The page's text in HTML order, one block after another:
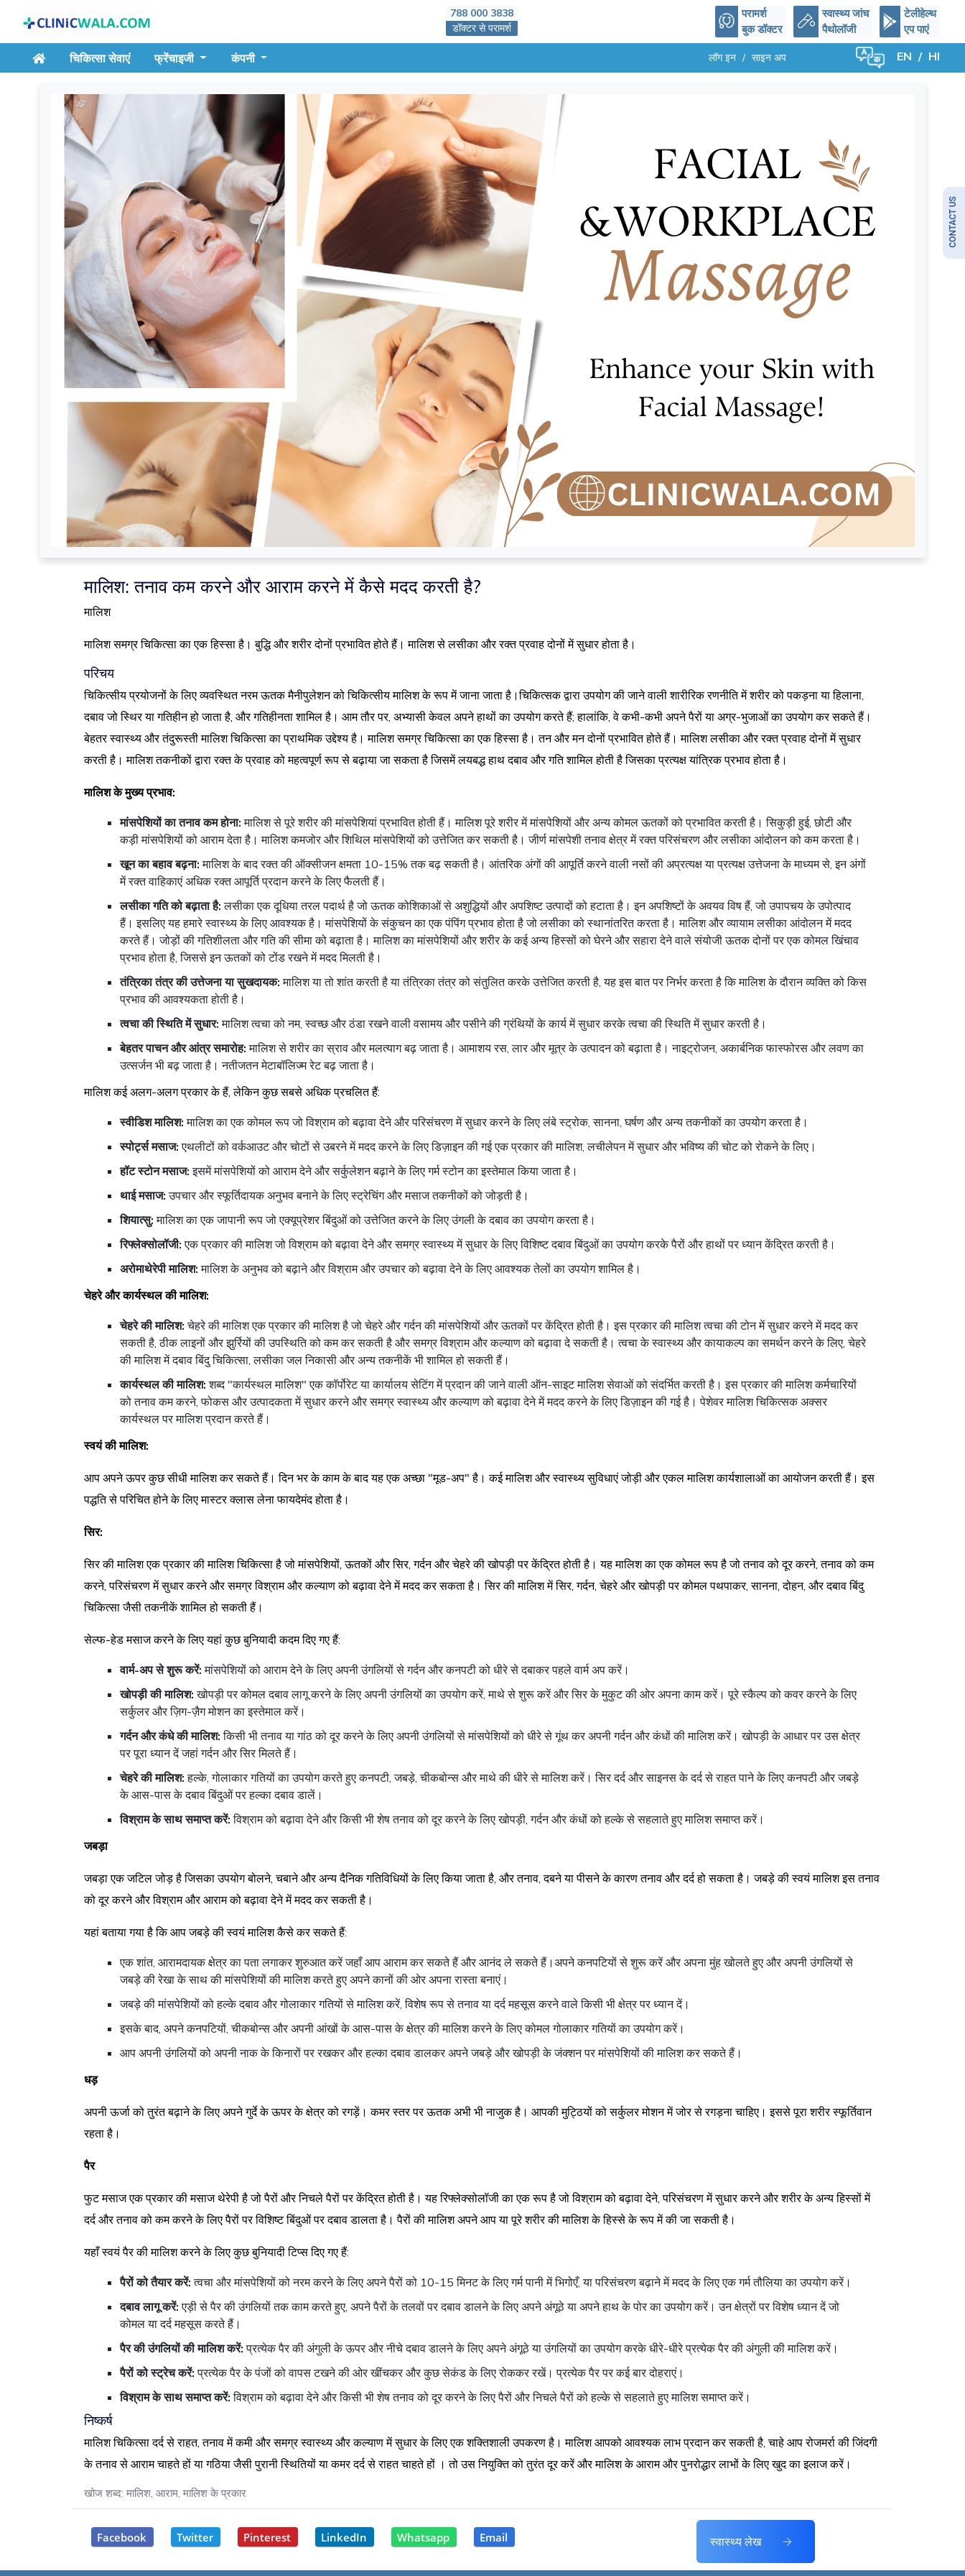
788 000 3838
डॉक्टर से परामर्श
परामर्श
बुक डॉक्टर
स्वास्थ्य जांच
पैथोलॉजी
टेलीहेल्थ
एप पाएं
चिकित्सा सेवाएं फ्रेंचाइजी कंपनी लॉग इन / साइन अप EN / HI
मालिश: तनाव कम करने और आराम करने में कैसे मदद करती है?
मालिश
मालिश समग्र चिकित्सा का एक हिस्सा है। बुद्धि और शरीर दोनों प्रभावित होते हैं। मालिश से लसीका और रक्त प्रवाह दोनों में सुधार होता है।
परिचय
चिकित्सीय प्रयोजनों के लिए व्यवस्थित नरम ऊतक मैनीपुलेशन को चिकित्सीय मालिश के रूप में जाना जाता है।चिकित्सक द्वारा उपयोग की जाने वाली शारीरिक रणनीति में शरीर को पकड़ना या हिलाना,
दबाव जो स्थिर या गतिहीन हो जाता है, और गतिहीनता शामिल है। आम तौर पर, अभ्यासी केवल अपने हाथों का उपयोग करते हैं; हालांकि, वे कभी-कभी अपने पैरों या अग्र-भुजाओं का उपयोग कर सकते हैं।
बेहतर स्वास्थ्य और तंदुरूस्ती मालिश चिकित्सा का प्राथमिक उद्देश्य है। मालिश समग्र चिकित्सा का एक हिस्सा है। तन और मन दोनों प्रभावित होते हैं। मालिश लसीका और रक्त प्रवाह दोनों में सुधार
करती है। मालिश तकनीकों द्वारा रक्त के प्रवाह को महत्वपूर्ण रूप से बढ़ाया जा सकता है जिसमें लयबद्ध हाथ दबाव और गति शामिल होती है जिसका प्रत्यक्ष यांत्रिक प्रभाव होता है।
मालिश के मुख्य प्रभाव:
मांसपेशियों का तनाव कम होना:मालिश से पूरे शरीर की मांसपेशियां प्रभावित होती हैं। मालिश पूरे शरीर में मांसपेशियों और अन्य कोमल ऊतकों को प्रभावित करती है। सिकुड़ी हुई, छोटी और
कड़ी मांसपेशियों को आराम देता है। मालिश कमजोर और शिथिल मांसपेशियों को उत्तेजित कर सकती है। जीर्ण मांसपेशी तनाव क्षेत्र में रक्त परिसंचरण और लसीका आंदोलन को कम करता है।
खून का बहाव बढ़ना:मालिश के बाद रक्त की ऑक्सीजन क्षमता 10-15% तक बढ़ सकती है। आंतरिक अंगों की आपूर्ति करने वाली नसों की अप्रत्यक्ष या प्रत्यक्ष उत्तेजना के माध्यम से, इन अंगों
में रक्त वाहिकाएं अधिक रक्त आपूर्ति प्रदान करने के लिए फैलती हैं।
लसीका गति को बढ़ाता है:लसीका एक दूधिया तरल पदार्थ है जो ऊतक कोशिकाओं से अशुद्धियों और अपशिष्ट उत्पादों को हटाता है। इन अपशिष्टों के अवयव विष हैं, जो उपापचय के उपोत्पाद
हैं। इसलिए यह हमारे स्वास्थ्य के लिए आवश्यक है। मांसपेशियों के संकुचन का एक पंपिंग प्रभाव होता है जो लसीका को स्थानांतरित करता है। मालिश और व्यायाम लसीका आंदोलन में मदद
करते हैं। जोड़ों की गतिशीलता और गति की सीमा को बढ़ाता है। मालिश का मांसपेशियों और शरीर के कई अन्य हिस्सों को घेरने और सहारा देने वाले संयोजी ऊतक दोनों पर एक कोमल खिंचाव
प्रभाव होता है, जिससे इन ऊतकों को टोंड रखने में मदद मिलती है।
तंत्रिका तंत्र की उत्तेजना या सुखदायक:मालिश या तो शांत करती है या तंत्रिका तंत्र को संतुलित करके उत्तेजित करती है, यह इस बात पर निर्भर करता है कि मालिश के दौरान व्यक्ति को किस
प्रभाव की आवश्यकता होती है।
त्वचा की स्थिति में सुधार:मालिश त्वचा को नम, स्वच्छ और ठंडा रखने वाली वसामय और पसीने की ग्रंथियों के कार्य में सुधार करके त्वचा की स्थिति में सुधार करती है।
बेहतर पाचन और आंत्र समारोह:मालिश से शरीर का स्राव और मलत्याग बढ़ जाता है। आमाशय रस, लार और मूत्र के उत्पादन को बढ़ाता है। नाइट्रोजन, अकार्बनिक फास्फोरस और लवण का
उत्सर्जन भी बढ़ जाता है। नतीजतन मेटाबॉलिज्म रेट बढ़ जाता है।
मालिश कई अलग-अलग प्रकार के हैं, लेकिन कुछ सबसे अधिक प्रचलित हैं:
स्वीडिश मालिश:मालिश का एक कोमल रूप जो विश्राम को बढ़ावा देने और परिसंचरण में सुधार करने के लिए लंबे स्ट्रोक, सानना, घर्षण और अन्य तकनीकों का उपयोग करता है।
स्पोर्ट्स मसाज:एथलीटों को वर्कआउट और चोटों से उबरने में मदद करने के लिए डिज़ाइन की गई एक प्रकार की मालिश, लचीलेपन में सुधार और भविष्य की चोट को रोकने के लिए।
हॉट स्टोन मसाज:इसमें मांसपेशियों को आराम देने और सर्कुलेशन बढ़ाने के लिए गर्म स्टोन का इस्तेमाल किया जाता है।
थाई मसाज:उपचार और स्फूर्तिदायक अनुभव बनाने के लिए स्ट्रेचिंग और मसाज तकनीकों को जोड़ती है।
शियात्सु:मालिश का एक जापानी रूप जो एक्यूप्रेशर बिंदुओं को उत्तेजित करने के लिए उंगली के दबाव का उपयोग करता है।
रिफ्लेक्सोलॉजी:एक प्रकार की मालिश जो विश्राम को बढ़ावा देने और समग्र स्वास्थ्य में सुधार के लिए विशिष्ट दबाव बिंदुओं का उपयोग करके पैरों और हाथों पर ध्यान केंद्रित करती है।
अरोमाथेरेपी मालिश:मालिश के अनुभव को बढ़ाने और विश्राम और उपचार को बढ़ावा देने के लिए आवश्यक तेलों का उपयोग शामिल है।
चेहरे और कार्यस्थल की मालिश:
चेहरे की मालिश:चेहरे की मालिश एक प्रकार की मालिश है जो चेहरे और गर्दन की मांसपेशियों और ऊतकों पर केंद्रित होती है। इस प्रकार की मालिश त्वचा की टोन में सुधार करने में मदद कर
सकती है, ठीक लाइनों और झुर्रियों की उपस्थिति को कम कर सकती है और समग्र विश्राम और कल्याण को बढ़ावा दे सकती है। त्वचा के स्वास्थ्य और कायाकल्प का समर्थन करने के लिए, चेहरे
की मालिश में दबाव बिंदु चिकित्सा, लसीका जल निकासी और अन्य तकनीकें भी शामिल हो सकती हैं।
कार्यस्थल की मालिश:शब्द "कार्यस्थल मालिश" एक कॉर्पोरेट या कार्यालय सेटिंग में प्रदान की जाने वाली ऑन-साइट मालिश सेवाओं को संदर्भित करती है। इस प्रकार की मालिश कर्मचारियों
को तनाव कम करने, फोकस और उत्पादकता में सुधार करने और समग्र स्वास्थ्य और कल्याण को बढ़ावा देने में मदद करने के लिए डिज़ाइन की गई है। पेशेवर मालिश चिकित्सक अक्सर
कार्यस्थल पर मालिश प्रदान करते हैं।
स्वयं की मालिश:
आप अपने ऊपर कुछ सीधी मालिश कर सकते हैं। दिन भर के काम के बाद यह एक अच्छा "मूड-अप" है। कई मालिश और स्वास्थ्य सुविधाएं जोड़ी और एकल मालिश कार्यशालाओं का आयोजन करती हैं। इस
पद्धति से परिचित होने के लिए मास्टर क्लास लेना फायदेमंद होता है।
सिर:
सिर की मालिश एक प्रकार की मालिश चिकित्सा है जो मांसपेशियों, ऊतकों और सिर, गर्दन और चेहरे की खोपड़ी पर केंद्रित होती है। यह मालिश का एक कोमल रूप है जो तनाव को दूर करने, तनाव को कम
करने, परिसंचरण में सुधार करने और समग्र विश्राम और कल्याण को बढ़ावा देने में मदद कर सकता है। सिर की मालिश में सिर, गर्दन, चेहरे और खोपड़ी पर कोमल पथपाकर, सानना, दोहन, और दबाव बिंदु
चिकित्सा जैसी तकनीकें शामिल हो सकती हैं।
सेल्फ-हेड मसाज करने के लिए यहां कुछ बुनियादी कदम दिए गए हैं:
वार्म-अप से शुरू करें:मांसपेशियों को आराम देने के लिए अपनी उंगलियों से गर्दन और कनपटी को धीरे से दबाकर पहले वार्म अप करें।
खोपड़ी की मालिश:खोपड़ी पर कोमल दबाव लागू करने के लिए अपनी उंगलियों का उपयोग करें, माथे से शुरू करें और सिर के मुकुट की ओर अपना काम करें। पूरे स्कैल्प को कवर करने के लिए
सर्कुलर और ज़िग-ज़ैग मोशन का इस्तेमाल करें।
गर्दन और कंधे की मालिश:किसी भी तनाव या गांठ को दूर करने के लिए अपनी उंगलियों से मांसपेशियों को धीरे से गूंथ कर अपनी गर्दन और कंधों की मालिश करें। खोपड़ी के आधार पर उस क्षेत्र
पर पूरा ध्यान दें जहां गर्दन और सिर मिलते हैं।
चेहरे की मालिश:हल्के, गोलाकार गतियों का उपयोग करते हुए कनपटी, जबड़े, चीकबोन्स और माथे की धीरे से मालिश करें। सिर दर्द और साइनस के दर्द से राहत पाने के लिए कनपटी और जबड़े
के आस-पास के दबाव बिंदुओं पर हल्का दबाव डालें।
विश्राम के साथ समाप्त करें:विश्राम को बढ़ावा देने और किसी भी शेष तनाव को दूर करने के लिए खोपड़ी, गर्दन और कंधों को हल्के से सहलाते हुए मालिश समाप्त करें।
जबड़ा
जबड़ा एक जटिल जोड़ है जिसका उपयोग बोलने, चबाने और अन्य दैनिक गतिविधियों के लिए किया जाता है, और तनाव, दबने या पीसने के कारण तनाव और दर्द हो सकता है। जबड़े की स्वयं मालिश इस तनाव
को दूर करने और विश्राम और आराम को बढ़ावा देने में मदद कर सकती है।
यहां बताया गया है कि आप जबड़े की स्वयं मालिश कैसे कर सकते हैं:
एक शांत, आरामदायक क्षेत्र का पता लगाकर शुरुआत करें जहाँ आप आराम कर सकते हैं और आनंद ले सकते हैं।अपने कनपटियों से शुरू करें और अपना मुंह खोलते हुए और अपनी उंगलियों से
जबड़े की रेखा के साथ की मांसपेशियों की मालिश करते हुए अपने कानों की ओर अपना रास्ता बनाएं।
जबड़े की मांसपेशियों को हल्के दबाव और गोलाकार गतियों से मालिश करें, विशेष रूप से तनाव या दर्द महसूस करने वाले किसी भी क्षेत्र पर ध्यान दें।
इसके बाद, अपने कनपटियों, चीकबोन्स और अपनी आंखों के आस-पास के क्षेत्र की मालिश करने के लिए कोमल गोलाकार गतियों का उपयोग करें।
आप अपनी उंगलियों को अपनी नाक के किनारों पर रखकर और हल्का दबाव डालकर अपने जबड़े और खोपड़ी के जंक्शन पर मांसपेशियों की मालिश कर सकते हैं।
धड़
अपनी ऊर्जा को तुरंत बढ़ाने के लिए अपने गुर्दे के ऊपर के क्षेत्र को रगड़ें। कमर स्तर पर ऊतक अभी भी नाजुक है। आपकी मुट्ठियों को सर्कुलर मोशन में जोर से रगड़ना चाहिए। इससे पूरा शरीर स्फूर्तिवान
रहता है।
पैर
फुट मसाज एक प्रकार की मसाज थेरेपी है जो पैरों और निचले पैरों पर केंद्रित होती है। यह रिफ्लेक्सोलॉजी का एक रूप है जो विश्राम को बढ़ावा देने, परिसंचरण में सुधार करने और शरीर के अन्य हिस्सों में
दर्द और तनाव को कम करने के लिए पैरों पर विशिष्ट बिंदुओं पर दबाव डालता है। पैरों की मालिश अपने आप या पूरे शरीर की मालिश के हिस्से के रूप में की जा सकती है।
यहाँ स्वयं पैर की मालिश करने के लिए कुछ बुनियादी टिप्स दिए गए हैं:
पैरों को तैयार करें:त्वचा और मांसपेशियों को नरम करने के लिए अपने पैरों को 10-15 मिनट के लिए गर्म पानी में भिगोएँ, या परिसंचरण बढ़ाने में मदद के लिए एक गर्म तौलिया का उपयोग करें।
दबाव लागू करें:एड़ी से पैर की उंगलियों तक काम करते हुए, अपने पैरों के तलवों पर दबाव डालने के लिए अपने अंगूठे या अपने हाथ के पोर का उपयोग करें। उन क्षेत्रों पर विशेष ध्यान दें जो
कोमल या दर्द महसूस करते हैं।
पैर की उंगलियों की मालिश करें:प्रत्येक पैर की अंगुली के ऊपर और नीचे दबाव डालने के लिए अपने अंगूठे या उंगलियों का उपयोग करके धीरे-धीरे प्रत्येक पैर की अंगुली की मालिश करें।
पैरों को स्ट्रेच करें:प्रत्येक पैर के पंजों को वापस टखने की ओर खींचकर और कुछ सेकंड के लिए रोककर रखें। प्रत्येक पैर पर कई बार दोहराएं।
विश्राम के साथ समाप्त करें:विश्राम को बढ़ावा देने और किसी भी शेष तनाव को दूर करने के लिए पैरों और निचले पैरों को हल्के से सहलाते हुए मालिश समाप्त करें।
निष्कर्ष
मालिश चिकित्सा दर्द से राहत, तनाव में कमी और समग्र स्वास्थ्य और कल्याण में सुधार के लिए एक शक्तिशाली उपकरण है। मालिश आपको आवश्यक लाभ प्रदान कर सकती है, चाहे आप रोजमर्रा की जिंदगी
के तनाव से आराम चाहते हों या गठिया जैसी पुरानी स्थितियों या कमर दर्द से राहत चाहते हों । तो उस नियुक्ति को तुरंत दूर करें और मालिश के आराम और पुनरोद्धार लाभों के लिए खुद का इलाज करें।
खोज शब्द: मालिश, आराम, मालिश के प्रकार
Facebook Twitter Pinterest LinkedIn Whatsapp Email स्वास्थ्य लेख